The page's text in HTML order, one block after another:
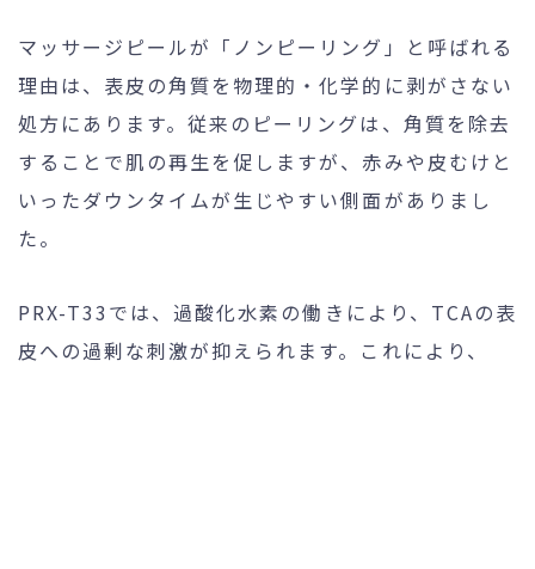
マッサージピールが「ノンピーリング」と呼ばれる
理由は、表皮の角質を物理的・化学的に剥がさない
処方にあります。従来のピーリングは、角質を除去
することで肌の再生を促しますが、赤みや皮むけと
いったダウンタイムが生じやすい側面がありまし
た。
PRX-T33では、過酸化水素の働きにより、TCAの表
皮への過剰な刺激が抑えられます。これにより、